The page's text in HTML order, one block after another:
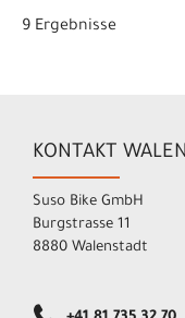
9 Ergebnisse
KONTAKT
Suso Bike GmbH
Burgstrasse 11
8880 Walenstadt